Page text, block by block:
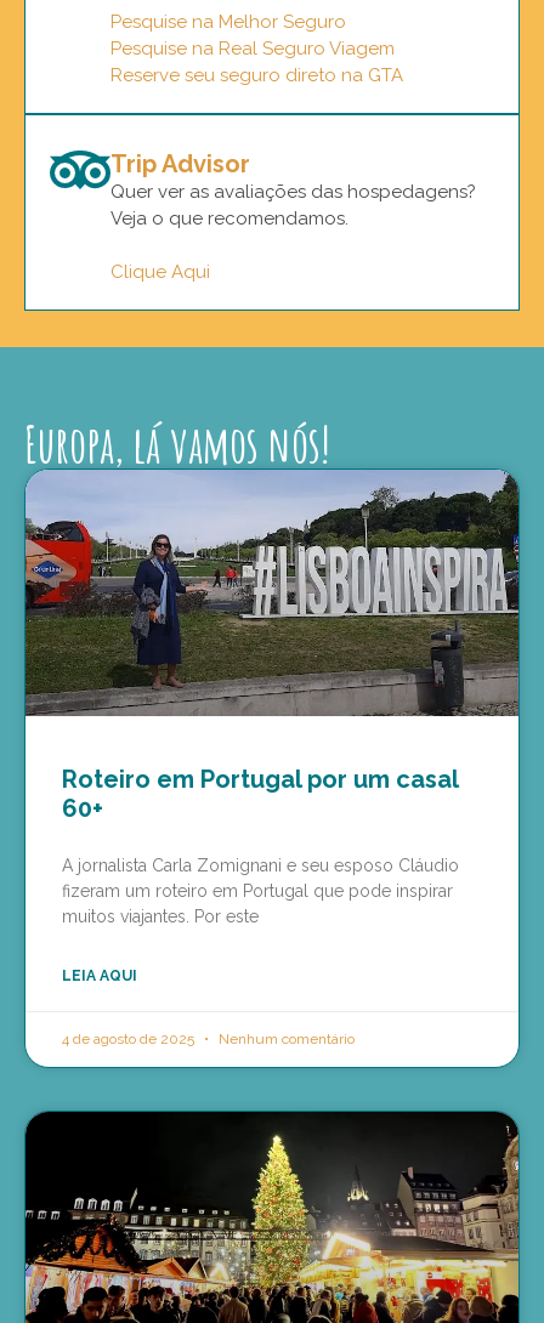
Pesquise na Melhor Seguro
Pesquise na Real Seguro Viagem
Reserve seu seguro direto na GTA
Trip Advisor
Quer ver as avaliações das hospedagens?
Veja o que recomendamos.
Clique Aqui
Europa, lá vamos nós!
Roteiro em Portugal por um casal
60+
A jornalista Carla Zomignani e seu esposo Cláudio
fizeram um roteiro em Portugal que pode inspirar
muitos viajantes. Por este
LEIA AQUI
4 de agosto de 2025 Nenhum comentário